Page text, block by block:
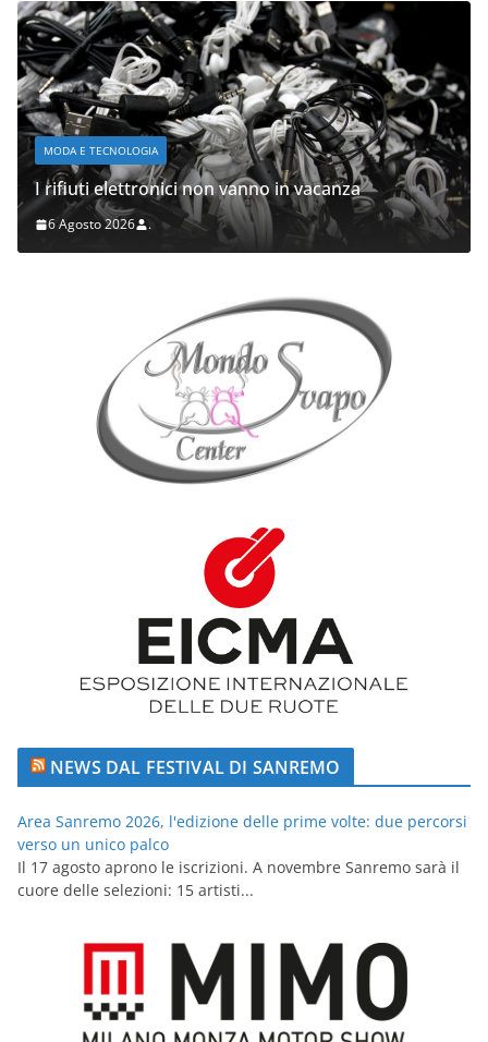
MODA E TECNOLOGIA
I rifiuti elettronici non vanno in vacanza
6 Agosto 2026 .
NEWS DAL FESTIVAL DI SANREMO
Area Sanremo 2026, l'edizione delle prime volte: due percorsi
verso un unico palco
Il 17 agosto aprono le iscrizioni. A novembre Sanremo sarà il
cuore delle selezioni: 15 artisti...